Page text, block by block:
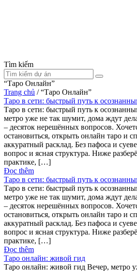
Tìm kiếm
“Таро Онлайн”
Trang chủ /“Таро Онлайн”
Таро в сети: быстрый путь к
Таро в сети: быстрый путь к
метро уже не так шумит, дома ждут
– десяток нерешённых вопросов.
остановиться, открыть онлайн таро и
аккуратный расклад. Без пафоса и
вопрос и ясная структура. Ниже
практике, […]
Đọc thêm
Таро в сети: быстрый путь к
Таро в сети: быстрый путь к
метро уже не так шумит, дома ждут
– десяток нерешённых вопросов.
остановиться, открыть онлайн таро и
аккуратный расклад. Без пафоса и
вопрос и ясная структура. Ниже
практике, […]
Đọc thêm
Таро онлайн: живой гид
Таро онлайн: живой гид Вечер, метро